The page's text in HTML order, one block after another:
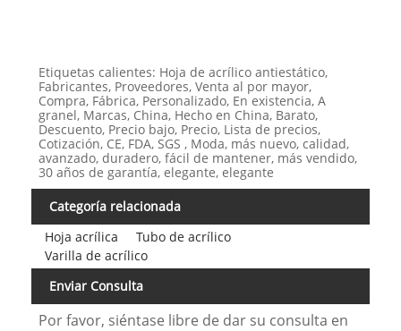
Etiquetas calientes: Hoja de acrílico antiestático,
Fabricantes, Proveedores, Venta al por mayor,
Compra, Fábrica, Personalizado, En existencia, A
granel, Marcas, China, Hecho en China, Barato,
Descuento, Precio bajo, Precio, Lista de precios,
Cotización, CE, FDA, SGS , Moda, más nuevo, calidad,
avanzado, duradero, fácil de mantener, más vendido,
30 años de garantía, elegante, elegante
Categoría relacionada
Hoja acrílica
Tubo de acrílico
Varilla de acrílico
Enviar Consulta
Por favor, siéntase libre de dar su consulta en